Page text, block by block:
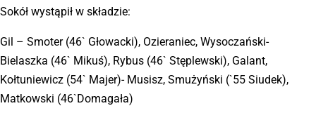
Drużyny
Galeria
Sokół wystąpił w składzie:
Gil – Smoter (46` Głowacki), Ozieraniec, Wysoczański-
Bielaszka (46` Mikuś), Rybus (46` Stęplewski), Galant,
Kołtuniewicz (54` Majer)- Musisz, Smużyński (`55 Siudek),
Matkowski (46`Domagała)